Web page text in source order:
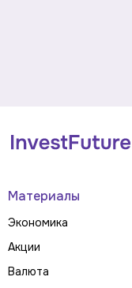
Материалы
Экономика
Акции
Валюта